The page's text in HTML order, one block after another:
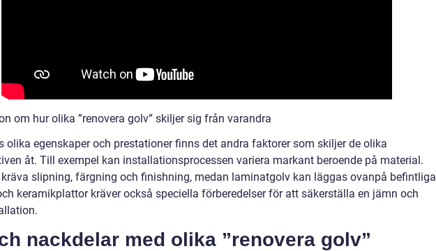
om hur olika ”renovera golv” skiljer sig från varandra
olika egenskaper och prestationer finns det andra faktorer som skiljer de olika
åt. Till exempel kan installationsprocessen variera markant beroende på material.
slipning, färgning och finishning, medan laminatgolv kan läggas ovanpå befintliga
keramikplattor kräver också speciella förberedelser för att säkerställa en jämn och
nackdelar med olika ”renovera golv”